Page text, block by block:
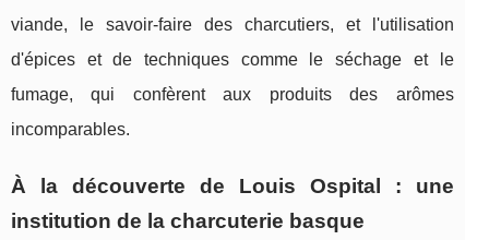
viande, le savoir-faire des charcutiers, et l'utilisation
d'épices et de techniques comme le séchage et le
fumage, qui confèrent aux produits des arômes
incomparables.
À la découverte de Louis Ospital : une
institution de la charcuterie basque